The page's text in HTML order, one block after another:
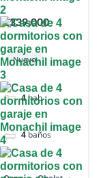
€339,000
Nuevo
4hab
4baños